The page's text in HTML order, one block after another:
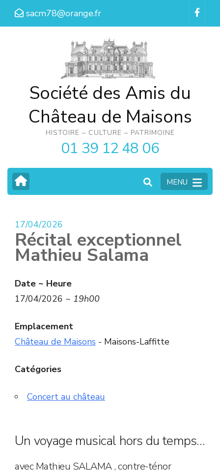
Aller
sacm78@orange.fr
Société des Amis du
Château de Maisons
HISTOIRE – CULTURE – PATRIMOINE
01 39 12 48 06
MENU
17/04/2026
Récital exceptionnel
Mathieu Salama
Date ~ Heure
17/04/2026 ~ 19h00
Emplacement
Château de Maisons - Maisons-Laffitte
Catégories
Concert au château
Un voyage musical hors du temps…
avec Mathieu SALAMA , contre-ténor